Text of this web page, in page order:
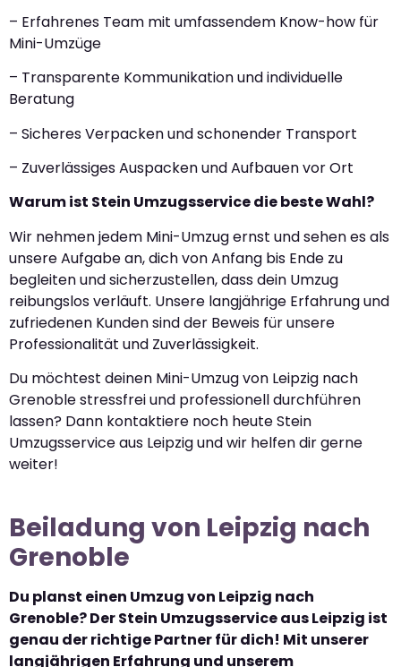
– Erfahrenes Team mit umfassendem Know-how für
Mini-Umzüge
– Transparente Kommunikation und individuelle
Beratung
– Sicheres Verpacken und schonender Transport
– Zuverlässiges Auspacken und Aufbauen vor Ort
Warum ist Stein Umzugsservice die beste Wahl?
Wir nehmen jedem Mini-Umzug ernst und sehen es als
unsere Aufgabe an, dich von Anfang bis Ende zu
begleiten und sicherzustellen, dass dein Umzug
reibungslos verläuft. Unsere langjährige Erfahrung und
zufriedenen Kunden sind der Beweis für unsere
Professionalität und Zuverlässigkeit.
Du möchtest deinen Mini-Umzug von Leipzig nach
Grenoble stressfrei und professionell durchführen
lassen? Dann kontaktiere noch heute Stein
Umzugsservice aus Leipzig und wir helfen dir gerne
weiter!
Beiladung von Leipzig nach
Grenoble
Du planst einen Umzug von Leipzig nach
Grenoble? Der Stein Umzugsservice aus Leipzig ist
genau der richtige Partner für dich! Mit unserer
langjährigen Erfahrung und unserem